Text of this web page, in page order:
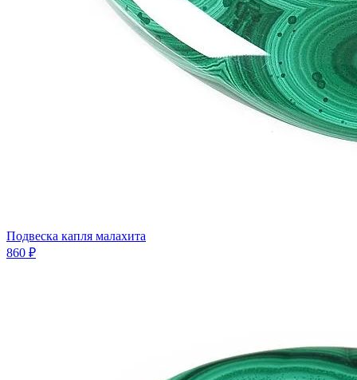
Подвеска капля малахита
860 ₽